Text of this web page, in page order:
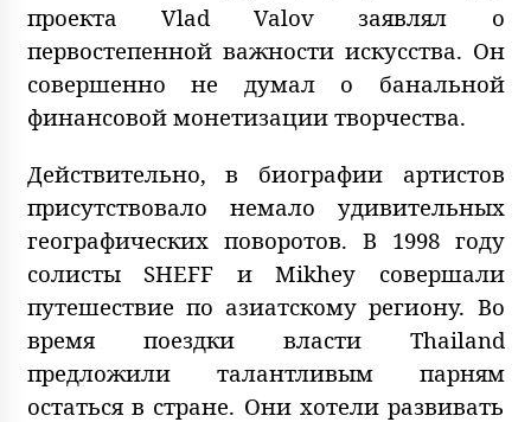
проекта Vlad Valov заявлял о
первостепенной важности искусства. Он
совершенно не думал о банальной
финансовой монетизации творчества.
Действительно, в биографии артистов
присутствовало немало удивительных
географических поворотов. В 1998 году
солисты SHEFF и Mikhey совершали
путешествие по азиатскому региону. Во
время поездки власти Thailand
предложили талантливым парням
остаться в стране. Они хотели развивать